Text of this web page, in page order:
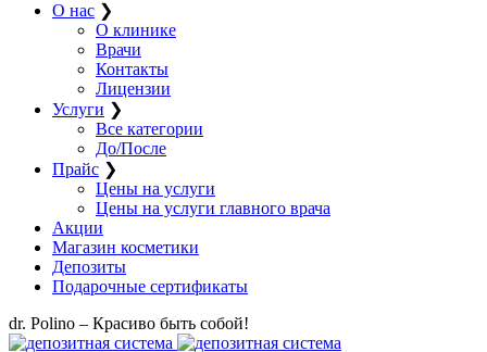
О нас ❯
О клинике
Врачи
Контакты
Лицензии
Услуги ❯
Все категории
До/После
Прайс ❯
Цены на услуги
Цены на услуги главного врача
Акции
Магазин косметики
Депозиты
Подарочные сертификаты
dr. Polino – Красиво быть собой!